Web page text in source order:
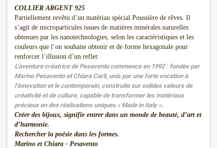
COLLIER ARGENT 925
Partiellement revêtu d’un matériau spécial Poussière de rêves. Il
s’agit de microparticules issues de matières minérales naturelles
obtenues par les nanotechnologies, selon les caractéristiques et les
couleurs que l’on souhaite obtenir et de forme hexagonale pour
renforcer l’illusion d’un reflet.
L’aventure créatrice de Pesavento commence en 1992 : fondée par
Marino Pesavento et Chiara Carli, unis par une forte vocation à
l’innovation et le contemporain, construite sur solides valeurs de
créativité et de culture, capable de transformer les matériaux
précieux en des réalisations uniques « Made in Italy ».
Créer des bijoux, signifie entrer dans un monde de beauté, d’art et
d’harmonie.
Rechercher la poésie dans les formes.
Marino et Chiara - Pesavento